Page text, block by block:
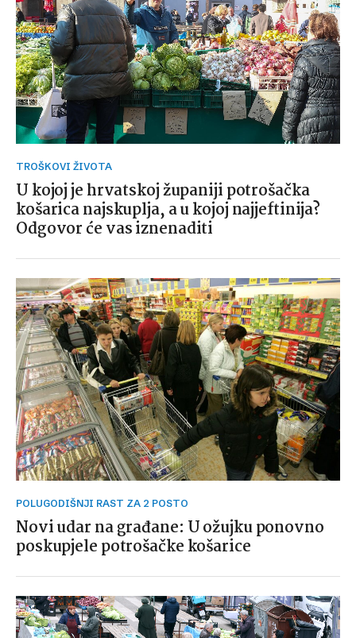
TROŠKOVI ŽIVOTA
U kojoj je hrvatskoj županiji potrošačka
košarica najskuplja, a u kojoj najjeftinija?
Odgovor će vas iznenaditi
POLUGODIŠNJI RAST ZA 2 POSTO
Novi udar na građane: U ožujku ponovno
poskupjele potrošačke košarice